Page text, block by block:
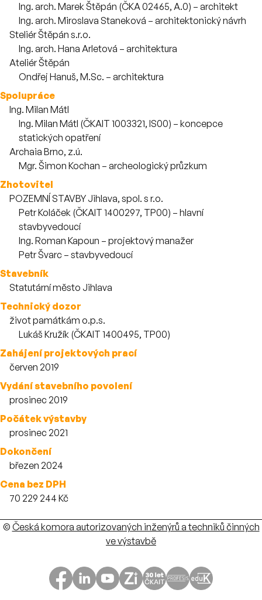
Zaměstnanci
Ing. arch. Marek Štěpán (ČKA 02465, A.0) – architekt
Ing. arch. Miroslava Staneková – architektonický návrh
Steliér Štěpán s.r.o.
Zaměstnanci
Ing. arch. Hana Arletová – architektura
Ateliér Štěpán
Zaměstnanci
Ondřej Hanuš, M.Sc. – architektura
Spolupráce
Ing. Milan Mátl
Zaměstnanci
Ing. Milan Mátl (ČKAIT 1003321, IS00) – koncepce
statických opatření
Archaia Brno, z.ú.
Zaměstnanci
Mgr. Šimon Kochan – archeologický průzkum
Zhotovitel
POZEMNÍ STAVBY Jihlava, spol. s r.o.
Zaměstnanci
Petr Koláček (ČKAIT 1400297, TP00) – hlavní
stavbyvedoucí
Ing. Roman Kapoun – projektový manažer
Petr Švarc – stavbyvedoucí
Stavebník
Statutární město Jihlava
Technický dozor
život památkám o.p.s.
Zaměstnanci
Lukáš Kružík (ČKAIT 1400495, TP00)
Zahájení projektových prací
červen 2019
Vydání stavebního povolení
prosinec 2019
Počátek výstavby
prosinec 2021
Dokončení
březen 2024
Cena bez DPH
70 229 244 Kč
Autoři
© Česká komora autorizovaných inženýrů a techniků činných
ve výstavbě
ČKAIT na sociálních sítích